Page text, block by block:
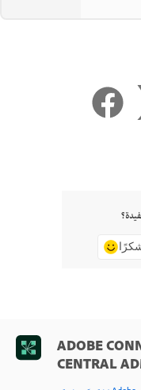
ADOBE
CENTRAL